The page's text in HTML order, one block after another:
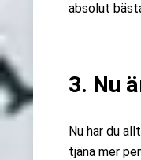
absolut
3. Nu
Nu har du
tjäna mer